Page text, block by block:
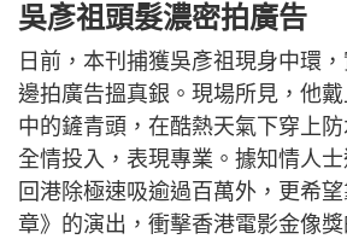
吳彥祖頭髮濃密拍廣告
日前，本刊捕獲吳彥祖現身中環
邊拍廣告搵真銀。現場所見，他
中的鏟青頭，在酷熱天氣下穿上防
全情投入，表現專業。據知情人
回港除極速吸逾過百萬外，更希
章》的演出，衝擊香港電影金像